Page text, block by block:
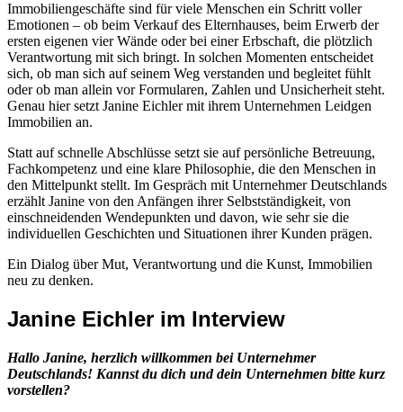
Immobiliengeschäfte sind für viele Menschen ein Schritt voller
Emotionen – ob beim Verkauf des Elternhauses, beim Erwerb der
ersten eigenen vier Wände oder bei einer Erbschaft, die plötzlich
Verantwortung mit sich bringt. In solchen Momenten entscheidet
sich, ob man sich auf seinem Weg verstanden und begleitet fühlt
oder ob man allein vor Formularen, Zahlen und Unsicherheit steht.
Genau hier setzt Janine Eichler mit ihrem Unternehmen Leidgen
Immobilien an.
Statt auf schnelle Abschlüsse setzt sie auf persönliche Betreuung,
Fachkompetenz und eine klare Philosophie, die den Menschen in
den Mittelpunkt stellt. Im Gespräch mit Unternehmer Deutschlands
erzählt Janine von den Anfängen ihrer Selbstständigkeit, von
einschneidenden Wendepunkten und davon, wie sehr sie die
individuellen Geschichten und Situationen ihrer Kunden prägen.
Ein Dialog über Mut, Verantwortung und die Kunst, Immobilien
neu zu denken.
Janine Eichler im Interview
Hallo Janine, herzlich willkommen bei Unternehmer
Deutschlands! Kannst du dich und dein Unternehmen bitte kurz
vorstellen?